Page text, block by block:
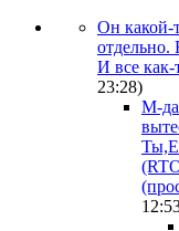
Он какой-
отдельно.
И все
23:28)
М-